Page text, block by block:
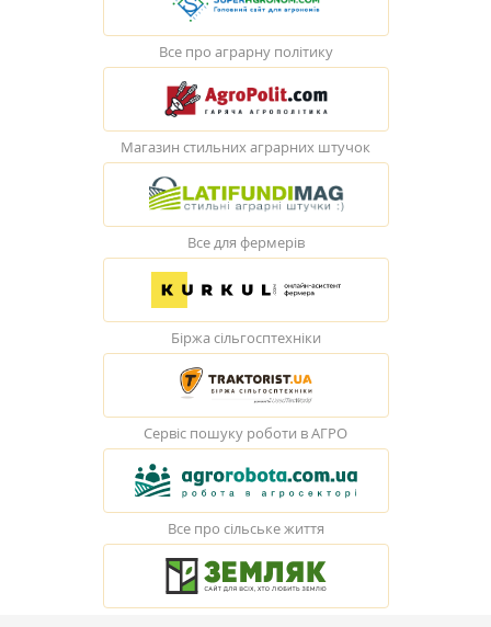
Все про аграрну політику
Магазин стильних аграрних штучок
Все для фермерів
Біржа сільгосптехніки
Сервіс пошуку роботи в АГРО
Все про сільське життя